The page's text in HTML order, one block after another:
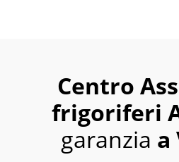
Centro
frigoriferi
garanzia a